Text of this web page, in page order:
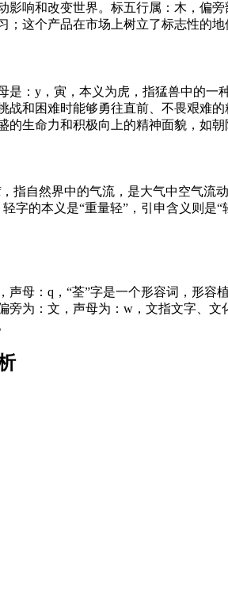
影响和改变世界。标五行属：木，偏
；这个产品在市场上树立了标志性的地
是：y，寅，本义为虎，指猛兽中的
战和困难时能够勇往直前、不畏艰难
的生命力和积极向上的精神面貌，如朝
指自然界中的气流，是大气中空气
字的本义是“重量轻”，引申含义则
声母：q，“荃”字是一个形容词，形
旁为：文，声母为：w，文指文字、